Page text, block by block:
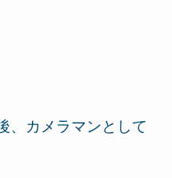
、カメラマンとして